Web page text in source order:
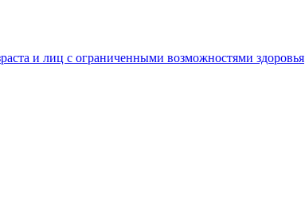
и лиц с ограниченными возможностями здоровья